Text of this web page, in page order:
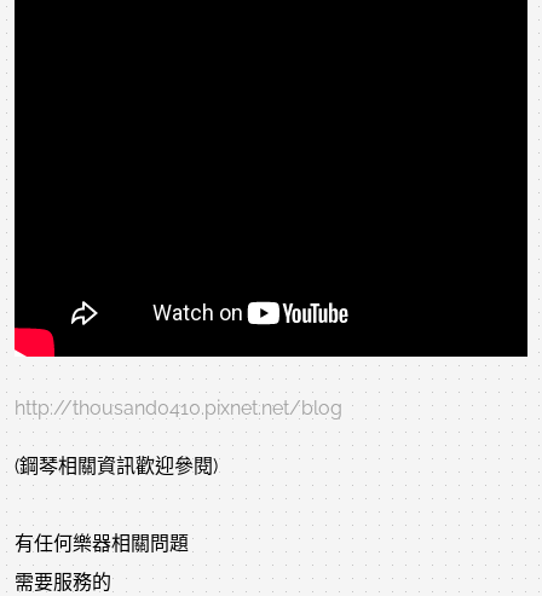
http://thousand0410.pixnet.net/blog
(鋼琴相關資訊歡迎參閱)
有任何樂器相關問題
需要服務的